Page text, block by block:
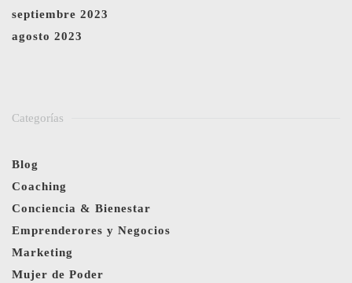
septiembre 2023
agosto 2023
Categorías
Blog
Coaching
Conciencia & Bienestar
Emprenderores y Negocios
Marketing
Mujer de Poder